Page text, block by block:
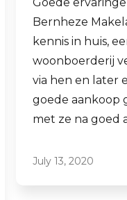
Fijne
al mijn 2e
hen laten
ook een
aankopen.